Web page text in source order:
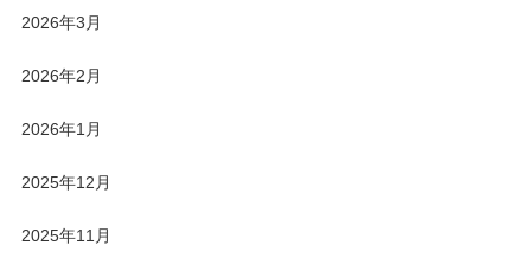
2026年3月
2026年2月
2026年1月
2025年12月
2025年11月